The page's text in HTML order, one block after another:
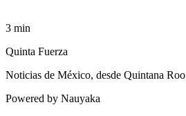
3 min
Quinta Fuerza
Noticias de México, desde Quintana Roo
Powered by Nauyaka